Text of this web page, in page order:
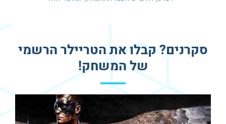
סקרנים? קבלו את הטריילר הרשמי
של המשחק!